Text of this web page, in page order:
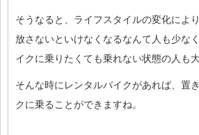
そうなると、ライフスタイルの変化によ
放さないといけなくなるなんて人も少な
イクに乗りたくても乗れない状態の人も大
そんな時にレンタルバイクがあれば、置
クに乗ることができますね。